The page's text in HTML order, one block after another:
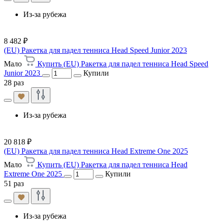
Из-за рубежа
8 482 ₽
(EU) Ракетка для падел тенниса Head Speed Junior 2023
Мало
Купить (EU) Ракетка для падел тенниса Head Speed
Junior 2023
Купили
28 раз
Из-за рубежа
20 818 ₽
(EU) Ракетка для падел тенниса Head Extreme One 2025
Мало
Купить (EU) Ракетка для падел тенниса Head
Extreme One 2025
Купили
51 раз
Из-за рубежа